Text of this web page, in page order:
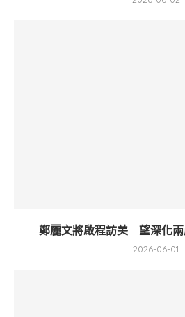
鄭麗文將啟程訪美 望深化
2026-06-01